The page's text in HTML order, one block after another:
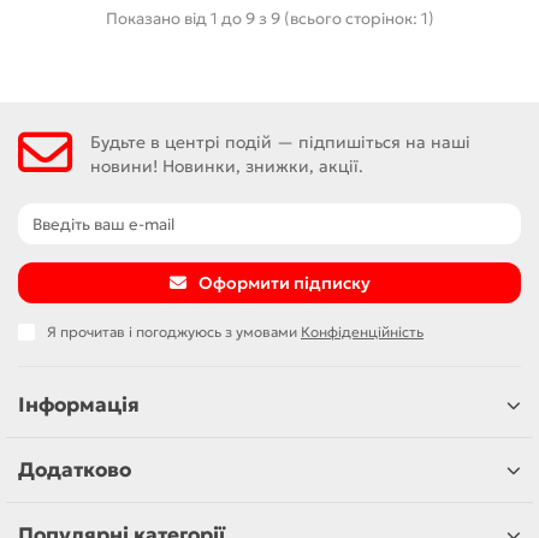
Показано від 1 до 9 з 9 (всього сторінок: 1)
Будьте в центрі подій — підпишіться на наші
новини! Новинки, знижки, акції.
Оформити підписку
Я прочитав і погоджуюсь з умовами Конфіденційність
Інформація
Додатково